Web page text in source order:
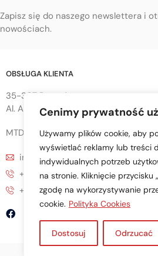
Cenimy prywatność
Używamy plików cookie, aby
wyświetlać reklamy lub treści
indywidualnych potrzeb
na stronie. Kliknięcie przycisku
zgodę na wykorzystywanie
cookie. Polityka Cookies
Dostosuj Odrzucać
Zapisz się do naszego newslettera i
nowościach.
OBSŁUGA KLIENTA
35-307 Rzeszów
Al. Armii Krajowej 68
MTD sp. z o.o.
info@mtd-przyczepy.pl
+48 695 776 853
+48 17 857 71 54